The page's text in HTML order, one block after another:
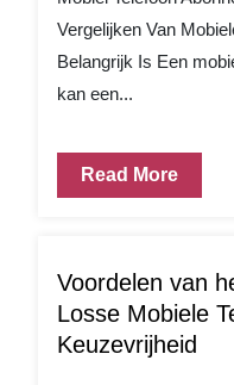
Vergelijken Van
Belangrijk Is Een
kan een...
Read More
Voordelen van
Losse Mobiele
Keuzevrijheid